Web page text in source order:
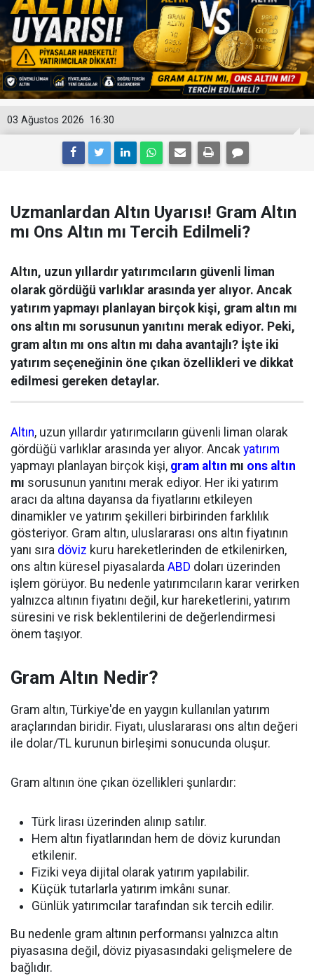
16:30
03 Ağustos 2026
Uzmanlardan Altın Uyarısı! Gram Altın
mı Ons Altın mı Tercih Edilmeli?
Altın, uzun yıllardır yatırımcıların güvenli liman
olarak gördüğü varlıklar arasında yer alıyor. Ancak
yatırım yapmayı planlayan birçok kişi, gram altın mı
ons altın mı sorusunun yanıtını merak ediyor. Peki,
gram altın mı ons altın mı daha avantajlı? İşte iki
yatırım seçeneğinin öne çıkan özellikleri ve dikkat
edilmesi gereken detaylar.
Altın, uzun yıllardır yatırımcıların güvenli liman olarak
gördüğü varlıklar arasında yer alıyor. Ancak yatırım
yapmayı planlayan birçok kişi, gram altın mı ons altın
mı sorusunun yanıtını merak ediyor. Her iki yatırım
aracı da altına dayansa da fiyatlarını etkileyen
dinamikler ve yatırım şekilleri birbirinden farklılık
gösteriyor. Gram altın, uluslararası ons altın fiyatının
yanı sıra döviz kuru hareketlerinden de etkilenirken,
ons altın küresel piyasalarda ABD doları üzerinden
işlem görüyor. Bu nedenle yatırımcıların karar verirken
yalnızca altının fiyatını değil, kur hareketlerini, yatırım
süresini ve risk beklentilerini de değerlendirmesi
önem taşıyor.
Gram Altın Nedir?
Gram altın, Türkiye'de en yaygın kullanılan yatırım
araçlarından biridir. Fiyatı, uluslararası ons altın değeri
ile dolar/TL kurunun birleşimi sonucunda oluşur.
Gram altının öne çıkan özellikleri şunlardır:
Türk lirası üzerinden alınıp satılır.
Hem altın fiyatlarından hem de döviz kurundan
etkilenir.
Fiziki veya dijital olarak yatırım yapılabilir.
Küçük tutarlarla yatırım imkânı sunar.
Günlük yatırımcılar tarafından sık tercih edilir.
Bu nedenle gram altının performansı yalnızca altın
piyasasına değil, döviz piyasasındaki gelişmelere de
bağlıdır.